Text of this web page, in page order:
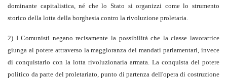
dominante capitalistica, né che lo Stato si organizzi come lo strumento
storico della lotta della borghesia contro la rivoluzione proletaria.
2) I Comunisti negano recisamente la possibilità che la classe lavoratrice
giunga al potere attraverso la maggioranza dei mandati parlamentari, invece
di conquistarlo con la lotta rivoluzionaria armata. La conquista del potere
politico da parte del proletariato, punto di partenza dell'opera di costruzione